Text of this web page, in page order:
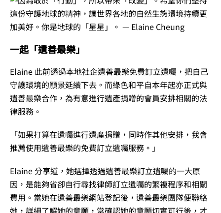
一起「遺善最樂」
Elaine 此前透過本地社企遺善最樂免費訂立遺囑，把自己
守護環境的願景延續下去。而綠色和平自本年起亦正式與
遺善最樂合作，為有意進行遺產捐贈的會員安排相關的法
律服務。
「如果打算在遺囑進行遺產捐贈，同時作其他安排，我會
推薦使用遺善最樂的免費訂立遺囑服務。」
Elaine 分享道，她選擇透過遺善最樂訂立遺囑的一大原
因，是能夠省卻自行尋找律師訂立遺囑的繁複程序和相關
費用。當她在遺善最樂網站登記後，遺善最樂團隊便聯絡
她，詳細了解她的意願，當確認她的意願切實可行後，才